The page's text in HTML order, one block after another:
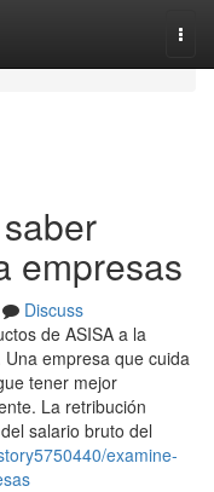
empresas
Discuss
de ASISA a la
empresa que cuida
tener mejor
La retribución
salario bruto del
examine-